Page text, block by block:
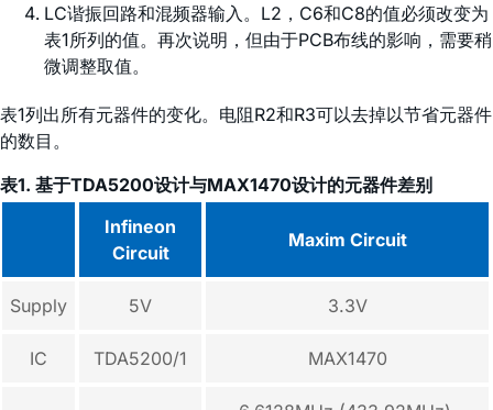
LC谐振回路和混频器输入。L2，C6和C8的值必须改变为
表1所列的值。再次说明，但由于PCB布线的影响，需要稍
微调整取值。
表1列出所有元器件的变化。电阻R2和R3可以去掉以节省元器件
的数目。
表1. 基于TDA5200设计与MAX1470设计的元器件差别
Infineon
Circuit
Maxim Circuit
Supply 5V 3.3V
IC TDA5200/1 MAX1470